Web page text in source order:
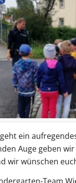
ein
Auge geben
wir wünschen